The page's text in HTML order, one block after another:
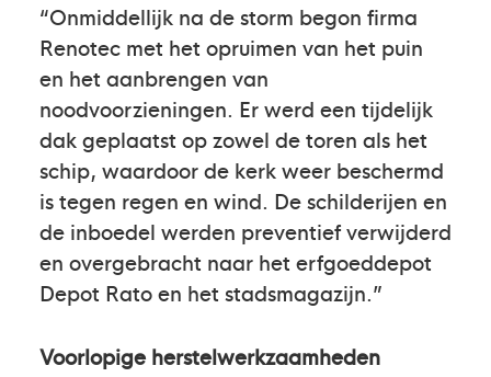
“Onmiddellijk na de storm begon firma
Renotec met het opruimen van het puin
en het aanbrengen van
noodvoorzieningen. Er werd een tijdelijk
dak geplaatst op zowel de toren als het
schip, waardoor de kerk weer beschermd
is tegen regen en wind. De schilderijen en
de inboedel werden preventief verwijderd
en overgebracht naar het erfgoeddepot
Depot Rato en het stadsmagazijn.”
Voorlopige herstelwerkzaamheden